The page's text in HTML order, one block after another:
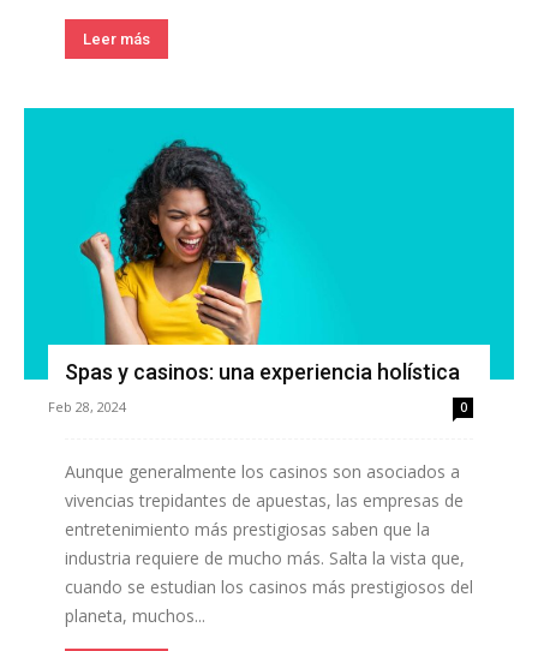
Leer más
Spas y casinos: una experiencia holística
Feb 28, 2024 0
Aunque generalmente los casinos son asociados a
vivencias trepidantes de apuestas, las empresas de
entretenimiento más prestigiosas saben que la
industria requiere de mucho más. Salta la vista que,
cuando se estudian los casinos más prestigiosos del
planeta, muchos...